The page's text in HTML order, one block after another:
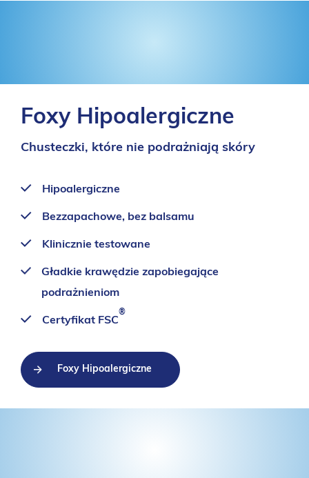
Foxy Hipoalergiczne
Chusteczki, które nie podrażniają skóry
Hipoalergiczne
Bezzapachowe, bez balsamu
Klinicznie testowane
Gładkie krawędzie zapobiegające
podrażnieniom
Certyfikat FSC
®
Foxy Hipoalergiczne